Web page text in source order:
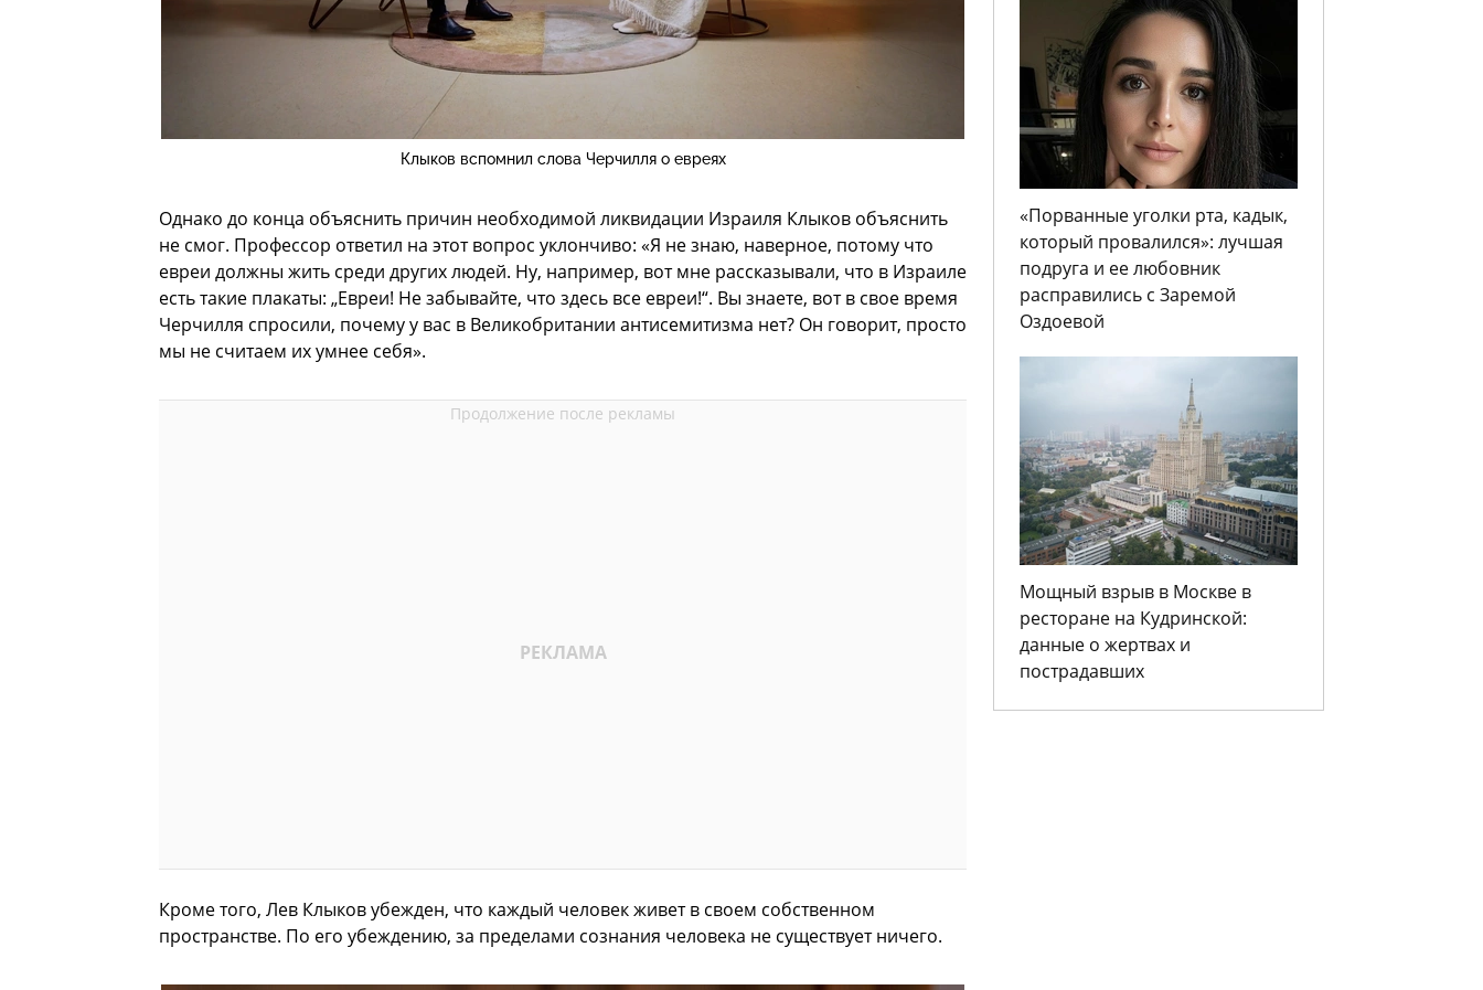
Клыков вспомнил слова Черчилля о евреях
Однако до конца объяснить причин необходимой ликвидации Израиля Клыков объяснить
не смог. Профессор ответил на этот вопрос уклончиво: «Я не знаю, наверное, потому что
евреи должны жить среди других людей. Ну, например, вот мне рассказывали, что в Израиле
есть такие плакаты: „Евреи! Не забывайте, что здесь все евреи!“. Вы знаете, вот в свое время
Черчилля спросили, почему у вас в Великобритании антисемитизма нет? Он говорит, просто
мы не считаем их умнее себя».
Кроме того, Лев Клыков убежден, что каждый человек живет в своем собственном
пространстве. По его убеждению, за пределами сознания человека не существует ничего.
«Порванные уголки рта, кадык,
который провалился»: лучшая
подруга и ее любовник
расправились с Заремой
Оздоевой
Мощный взрыв в Москве в
ресторане на Кудринской:
данные о жертвах и
пострадавших